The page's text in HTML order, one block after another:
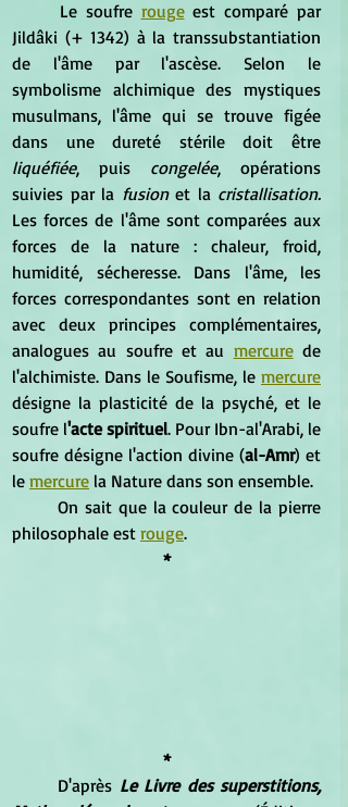
	Le soufre
rouge est comparé par
Jildâki (+ 1342) à la transsubstantiation
de l'âme par l'ascèse. Selon le
symbolisme alchimique des mystiques
musulmans, l'âme qui se trouve figée
liquéfiée, puis congelée, opérations
suivies par la fusion et la cristallisation.
Les forces de l'âme sont comparées aux
forces de la nature : chaleur, froid,
humidité, sécheresse. Dans l'âme, les
forces correspondantes sont en relation
avec deux principes complémentaires,
analogues au soufre et au mercure de
l'alchimiste. Dans le Soufisme, le mercure
désigne la plasticité de la psyché, et le
soufre l'acte spirituel. Pour Ibn-al'Arabi, le
soufre désigne l'action divine (al-Amr) et
le mercure la Nature dans son ensemble.
philosophale est rouge.
*
*
	D'après
Le Livre des superstitions,